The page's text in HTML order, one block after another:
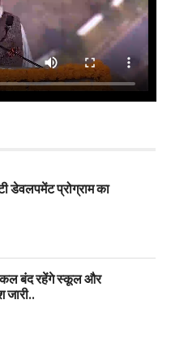
डेवलपमेंट प्रोग्राम का
कल बंद रहेंगे स्कूल और